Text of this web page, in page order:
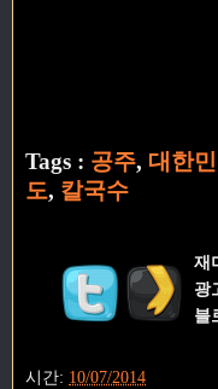
Tags : 공주, 대한
도, 칼국수
재
광
블
시간: 10/07/2014